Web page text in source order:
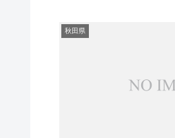
秋田県